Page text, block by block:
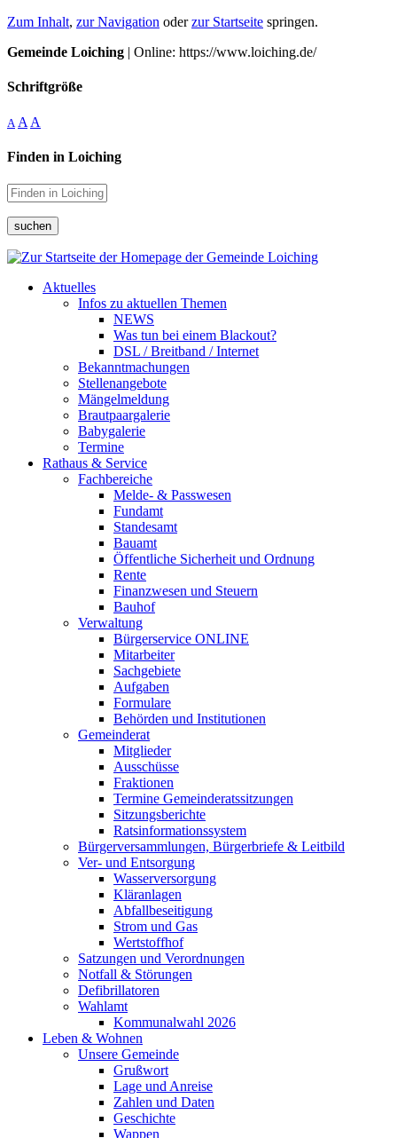
Zum Inhalt, zur Navigation oderzur Startseite springen.
Gemeinde Loiching | Online: https://www.loiching.de/
Schriftgröße
A A A
Finden in Loiching
suchen
Aktuelles
Infos zu aktuellen Themen
NEWS
Was tun bei einem Blackout?
DSL / Breitband / Internet
Bekanntmachungen
Stellenangebote
Mängelmeldung
Brautpaargalerie
Babygalerie
Termine
Rathaus & Service
Fachbereiche
Melde- & Passwesen
Fundamt
Standesamt
Bauamt
Öffentliche Sicherheit und Ordnung
Rente
Finanzwesen und Steuern
Bauhof
Verwaltung
Bürgerservice ONLINE
Mitarbeiter
Sachgebiete
Aufgaben
Formulare
Behörden und Institutionen
Gemeinderat
Mitglieder
Ausschüsse
Fraktionen
Termine Gemeinderatssitzungen
Sitzungsberichte
Ratsinformationssystem
Bürgerversammlungen, Bürgerbriefe & Leitbild
Ver- und Entsorgung
Wasserversorgung
Kläranlagen
Abfallbeseitigung
Strom und Gas
Wertstoffhof
Satzungen und Verordnungen
Notfall & Störungen
Defibrillatoren
Wahlamt
Kommunalwahl 2026
Leben & Wohnen
Unsere Gemeinde
Grußwort
Lage und Anreise
Zahlen und Daten
Geschichte
Wappen